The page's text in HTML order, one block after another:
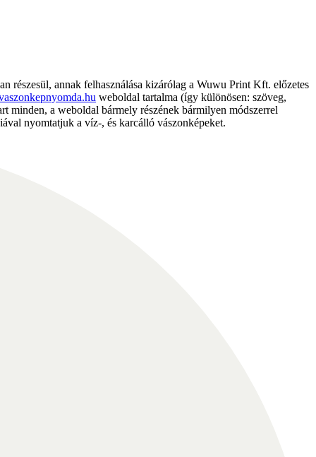
részesül, annak felhasználása kizárólag a Wuwu Print Kft. előzetes
weboldal tartalma (így különösen: szöveg,
a weboldal bármely részének bármilyen módszerrel
nyomtatjuk a víz-, és karcálló vászonképeket.